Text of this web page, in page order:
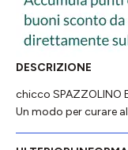
DESCRIZIONE
chicco SPAZZOLINO
Un modo per curare